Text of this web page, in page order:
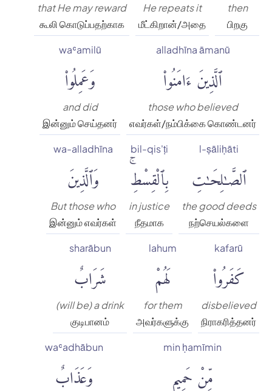
then
பிறகு
He repeats it
மீட்கிறான்/அதை
that He may reward
கூலி கொடுப்பதற்காக
alladhīna āmanū
ٱلَّذِينَ ءَامَنُوا۟
those who believed
எவர்கள்/நம்பிக்கை கொண்டனர்
waʿamilū
وَعَمِلُوا۟
and did
இன்னும் செய்தனர்
l-ṣāliḥāti
ٱلصَّٰلِحَٰتِ
the good deeds
நற்செயல்களை
bil-qis'ṭi
بِٱلْقِسْطِۚ
in justice
நீதமாக
wa-alladhīna
وَٱلَّذِينَ
But those who
இன்னும் எவர்கள்
kafarū
كَفَرُوا۟
disbelieved
நிராகரித்தனர்
lahum
لَهُمْ
for them
அவர்களுக்கு
sharābun
شَرَابٌ
(will be) a drink
குடிபானம்
min ḥamīmin
مِّنْ حَمِيمٍ
waʿadhābun
وَعَذَابٌ